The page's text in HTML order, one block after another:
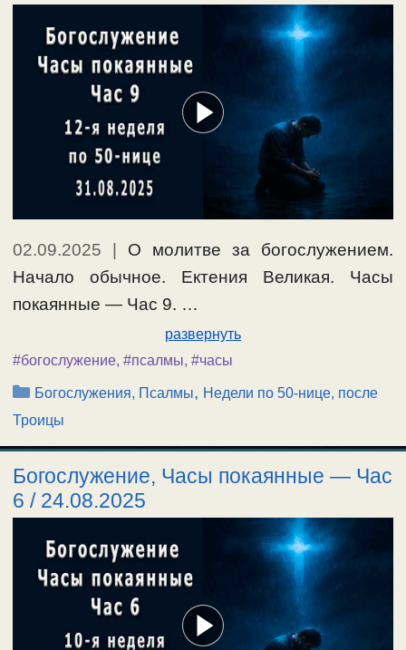
02.09.2025 | О молитве за богослужением.
Начало обычное. Ектения Великая. Часы
покаянные — Час 9. …
развернуть
#богослужение, #псалмы, #часы
Рубрики
Богослужения, Псалмы, Недели по 50-нице, после
Троицы
Богослужение, Часы покаянные — Час
6 / 24.08.2025